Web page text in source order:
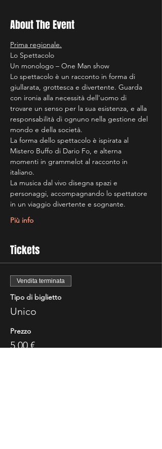
About The Event
Prima regionale.
Lo Spettacolo
Un monologo – One Man show
Lo spettacolo è un racconto in forma di
giullarata, grottesca e divertente. Guarda
con ironia alla necessità dell'uomo di
trovare un senso per la sua esistenza, e alla
responsabilità di ognuno nella gestione del
mondo e della società.
La forma dello spettacolo è ispirata al
Mistero Buffo di Dario Fo, e alterna
momenti in grammelot al racconto in
italiano.
La musica dal vivo disegna spazi e
personaggi, accompagnando lo spettatore
in un viaggio divertente e sognante.
Più info
Tickets
Vendita terminata
Tipo di biglietto
Unico
Prezzo
5,00 €